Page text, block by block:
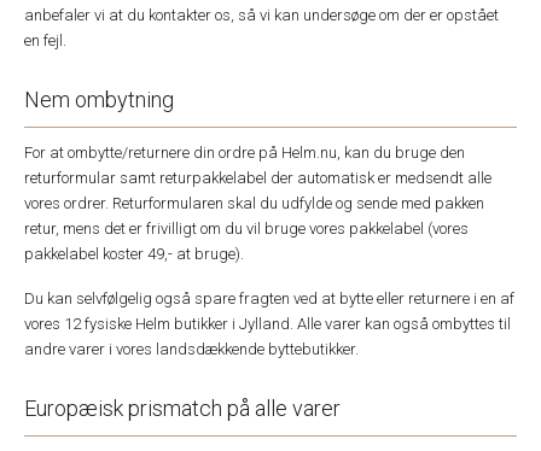
anbefaler vi at du kontakter os, så vi kan undersøge om der er opstået
en fejl.
Nem ombytning
For at ombytte/returnere din ordre på Helm.nu, kan du bruge den
returformular samt returpakkelabel der automatisk er medsendt alle
vores ordrer. Returformularen skal du udfylde og sende med pakken
retur, mens det er frivilligt om du vil bruge vores pakkelabel (vores
pakkelabel koster 49,- at bruge).
Du kan selvfølgelig også spare fragten ved at bytte eller returnere i en af
vores 12 fysiske Helm butikker i Jylland. Alle varer kan også ombyttes til
andre varer i vores landsdækkende byttebutikker.
Europæisk prismatch på alle varer